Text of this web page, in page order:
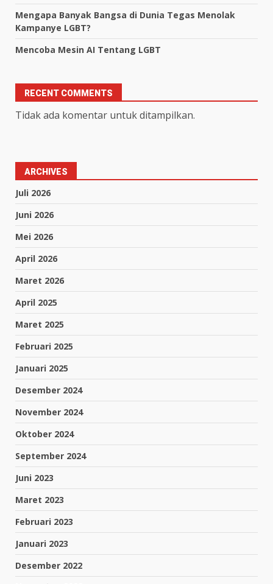
Mengapa Banyak Bangsa di Dunia Tegas Menolak
Kampanye LGBT?
Mencoba Mesin AI Tentang LGBT
RECENT COMMENTS
Tidak ada komentar untuk ditampilkan.
ARCHIVES
Juli 2026
Juni 2026
Mei 2026
April 2026
Maret 2026
April 2025
Maret 2025
Februari 2025
Januari 2025
Desember 2024
November 2024
Oktober 2024
September 2024
Juni 2023
Maret 2023
Februari 2023
Januari 2023
Desember 2022